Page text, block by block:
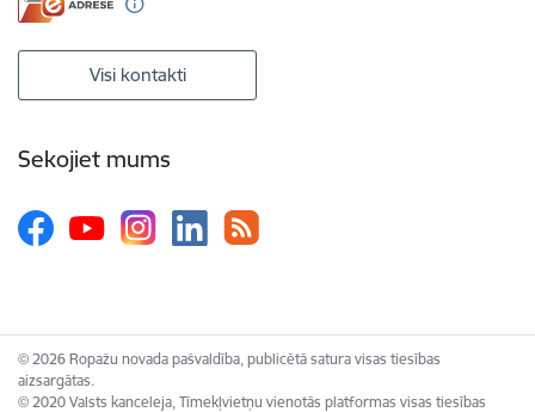
Visi kontakti
Sekojiet mums
© 2026 Ropažu novada pašvaldība, publicētā satura visas tiesības
aizsargātas.
© 2020 Valsts kanceleja, Tīmekļvietņu vienotās platformas visas tiesības